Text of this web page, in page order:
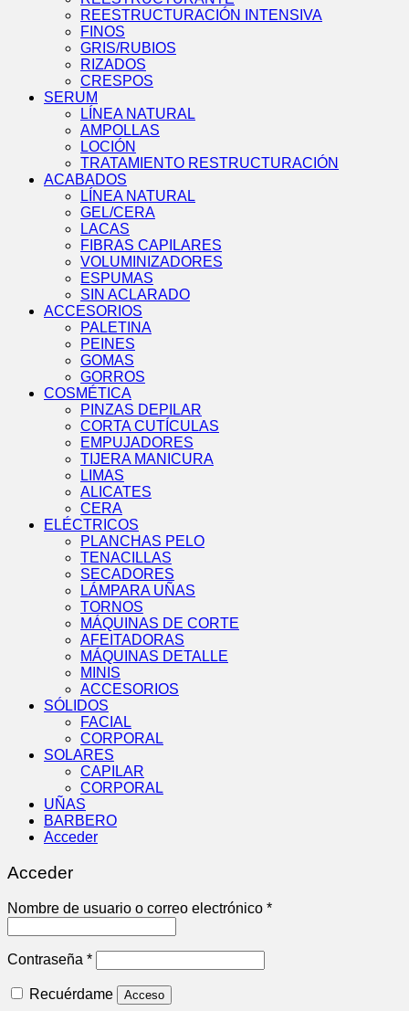
REESTRUCTURACIÓN INTENSIVA
FINOS
GRIS/RUBIOS
RIZADOS
CRESPOS
SERUM
LÍNEA NATURAL
AMPOLLAS
LOCIÓN
TRATAMIENTO RESTRUCTURACIÓN
ACABADOS
LÍNEA NATURAL
GEL/CERA
LACAS
FIBRAS CAPILARES
VOLUMINIZADORES
ESPUMAS
SIN ACLARADO
ACCESORIOS
PALETINA
PEINES
GOMAS
GORROS
COSMÉTICA
PINZAS DEPILAR
CORTA CUTÍCULAS
EMPUJADORES
TIJERA MANICURA
LIMAS
ALICATES
CERA
ELÉCTRICOS
PLANCHAS PELO
TENACILLAS
SECADORES
LÁMPARA UÑAS
TORNOS
MÁQUINAS DE CORTE
AFEITADORAS
MÁQUINAS DETALLE
MINIS
ACCESORIOS
SÓLIDOS
FACIAL
CORPORAL
SOLARES
CAPILAR
CORPORAL
UÑAS
BARBERO
Acceder
Acceder
Nombre de usuario o correo electrónico *Obligatorio
Contraseña *Obligatorio
Recuérdame Acceso